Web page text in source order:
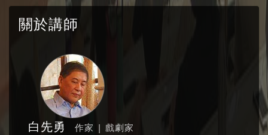
夢》搶救程乙本、搶救後四十回、搶救尤三姐，
拭乾黛玉的眼淚，圓滿寶玉的情緣。
主辦單位：趨勢教育基金會 協辦單位：中華民國
筆會、台灣大學台灣文學所
關於講師
白先勇 作家 | 戲劇家